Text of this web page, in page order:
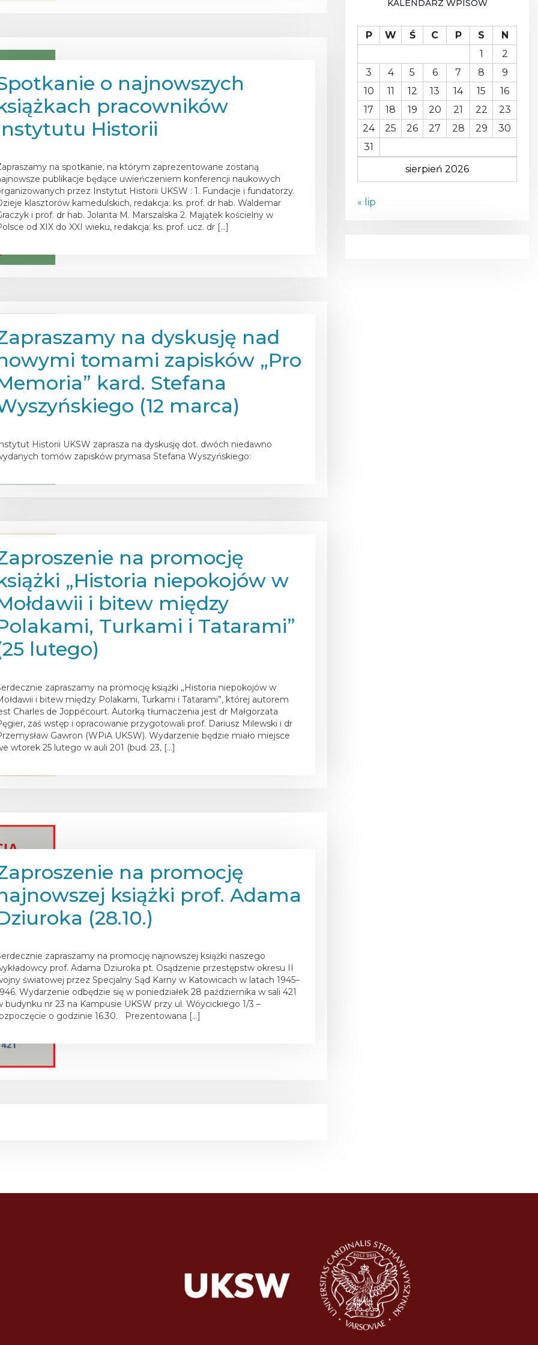
o najnowszych
pracowników
Historii
na spotkanie, na którym zaprezentowane zostaną
publikacje będące uwieńczeniem konferencji naukowych
przez Instytut Historii UKSW : 1. Fundacje i fundatorzy.
klasztorów kamedulskich, redakcja: ks. prof. dr hab. Waldemar
i prof. dr hab. Jolanta M. Marszalska 2. Majątek kościelny w
od XIX do XXI wieku, redakcja: ks. prof. ucz. dr […]
na dyskusję nad
tomami zapisków „Pro
kard. Stefana
(12 marca)
Historii UKSW zaprasza na dyskusję dot. dwóch niedawno
tomów zapisków prymasa Stefana Wyszyńskiego:
na promocję
„Historia niepokojów w
i bitew między
Turkami i Tatarami”
lutego)
zapraszamy na promocję książki „Historia niepokojów w
i bitew między Polakami, Turkami i Tatarami”, której autorem
Charles de Joppécourt. Autorką tłumaczenia jest dr Małgorzata
zaś wstęp i opracowanie przygotowali prof. Dariusz Milewski i dr
Gawron (WPiA UKSW). Wydarzenie będzie miało miejsce
wtorek 25 lutego w auli 201 (bud. 23, […]
na promocję
książki prof. Adama
(28.10.)
zapraszamy na promocję najnowszej książki naszego
prof. Adama Dziuroka pt. Osądzenie przestępstw okresu II
światowej przez Specjalny Sąd Karny w Katowicach w latach 1945–
Wydarzenie odbędzie się w poniedziałek 28 października w sali 421
budynku nr 23 na Kampusie UKSW przy ul. Wóycickiego 1/3 –
o godzinie 16.30. Prezentowana […]
KALENDARZ WPISÓW
sierpień 2026
P W Ś C P S
N
1
2
3
4 5 6 7 8
9
10
11 12 13 14 15
16
17
18 19 20 21 22
23
24
25 26 27 28 29
30
31
« lip